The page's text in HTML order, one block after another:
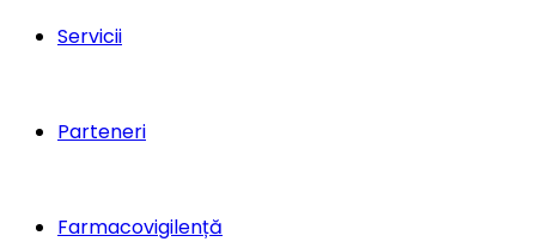
Servicii
Parteneri
Farmacovigilență